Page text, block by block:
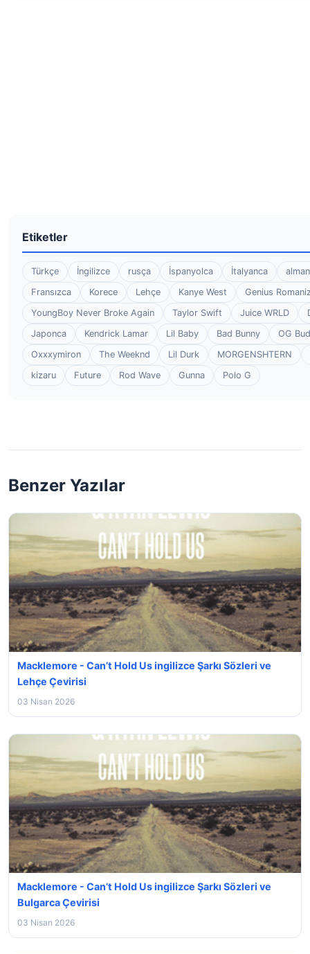
Etiketler
Türkçe İngilizce rusça İspanyolca İtalyanca
Fransızca
Korece Lehçe Kanye West
Genius
YoungBoy Never Broke Again
Taylor Swift Juice WRLD
Japonca
Kendrick Lamar Lil Baby Bad Bunny
OG
Oxxxymiron
The Weeknd Lil Durk
MORGENSHTERN
kizaru
Future Rod Wave Gunna Polo G
Benzer Yazılar
Macklemore - Can’t Hold Us ingilizce Şarkı Sözleri ve
Lehçe Çevirisi
03 Nisan 2026
Macklemore - Can’t Hold Us ingilizce Şarkı Sözleri ve
Bulgarca Çevirisi
03 Nisan 2026